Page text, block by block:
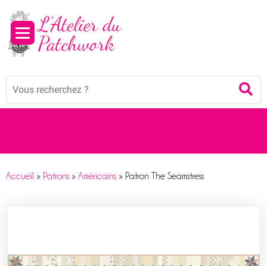
Mots
Accueil » Patrons » Américains » Patron The Seamstress
Panneau de gestion des cookies